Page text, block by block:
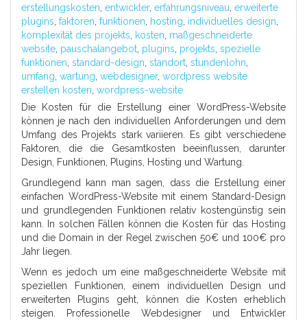
erstellungskosten entwickler, erfahrungsniveau erweiterte
plugins faktoren funktionen hosting individuelles design
komplexität des projekts
kosten maßgeschneiderte
website pauschalangebot plugins projekts spezielle
funktionen standard-design standort stundenlohn
umfang wartung webdesigner, wordpress website
erstellen kosten wordpress-website
Die Kosten für die Erstellung einer WordPress-Website
können je nach den individuellen Anforderungen und dem
Umfang des Projekts stark variieren. Es gibt verschiedene
Faktoren, die die Gesamtkosten beeinflussen, darunter
Design, Funktionen, Plugins, Hosting und Wartung.
Grundlegend kann man sagen, dass die Erstellung einer
einfachen WordPress-Website mit einem Standard-Design
und grundlegenden Funktionen relativ kostengünstig sein
kann. In solchen Fällen können die Kosten für das Hosting
und die Domain in der Regel zwischen 50€ und 100€ pro
Jahr liegen.
Wenn es jedoch um eine maßgeschneiderte Website mit
speziellen Funktionen, einem individuellen Design und
erweiterten Plugins geht, können die Kosten erheblich
steigen. Professionelle Webdesigner und Entwickler